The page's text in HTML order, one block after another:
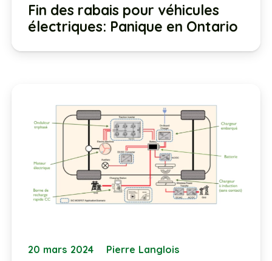
Fin des rabais pour véhicules
électriques: Panique en Ontario
20 mars 2024 Pierre Langlois